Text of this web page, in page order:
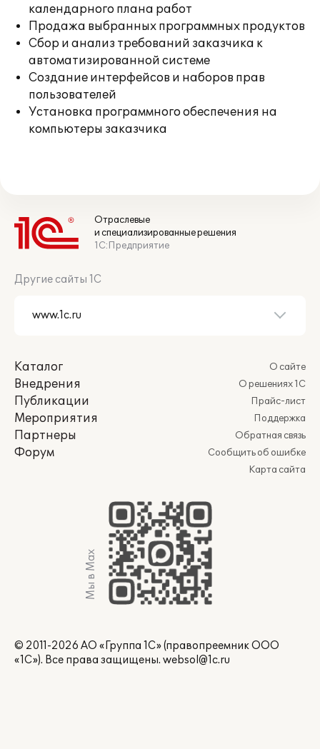
календарного плана работ
Продажа выбранных программных продуктов
Сбор и анализ требований заказчика к
автоматизированной системе
Создание интерфейсов и наборов прав
пользователей
Установка программного обеспечения на
компьютеры заказчика
Отраслевые
и специализированные решения
1С:Предприятие
Другие сайты 1С
Каталог
Внедрения
Публикации
Мероприятия
Партнеры
Форум
О сайте
О решениях 1С
Прайс-лист
Поддержка
Обратная связь
Сообщить об ошибке
Карта сайта
Мы в Max
© 2011-2026 АО «Группа 1С» (правопреемник ООО
«1С»). Все права защищены. websol@1c.ru